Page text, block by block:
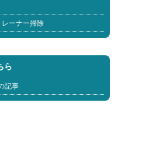
ーナー掃除
ら
記事